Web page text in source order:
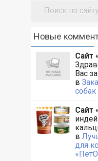
Поиск:
Новые
Сайт
Вас
в
собак
Сайт
в
для